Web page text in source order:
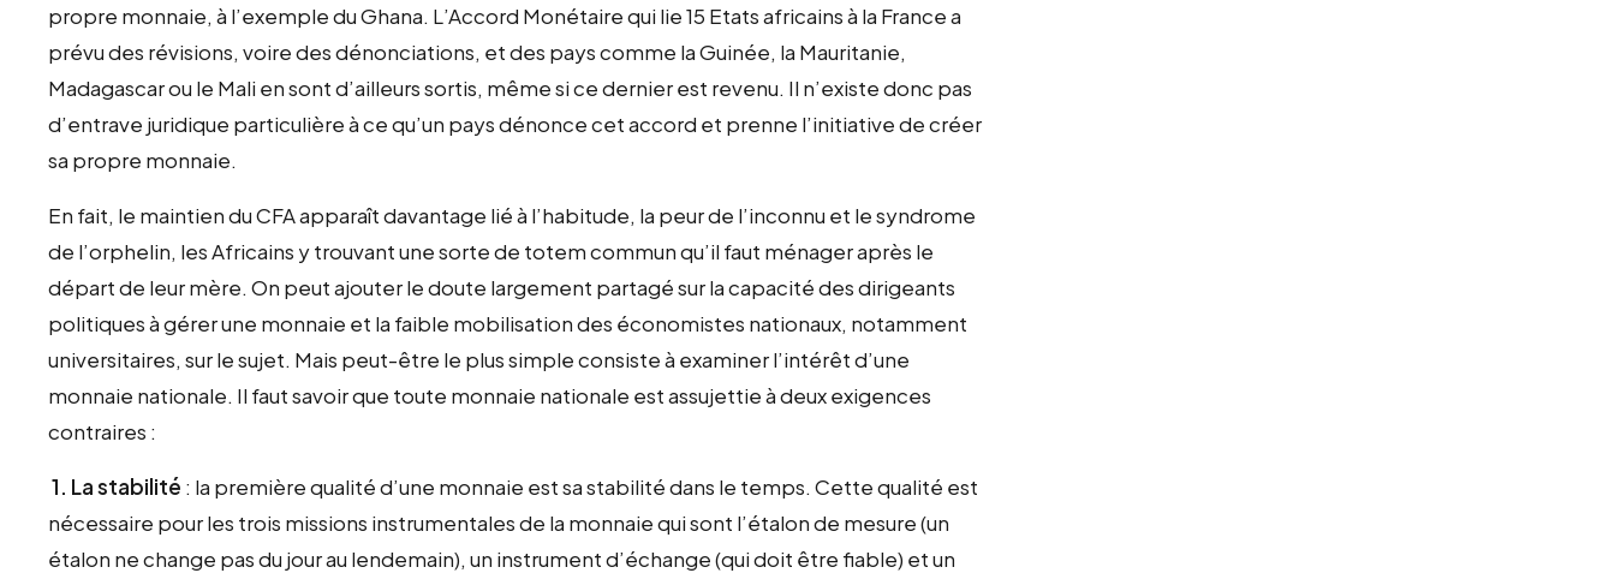
propre monnaie, à l’exemple du Ghana. L’Accord Monétaire qui lie 15 Etats africains à la France a
prévu des révisions, voire des dénonciations, et des pays comme la Guinée, la Mauritanie,
Madagascar ou le Mali en sont d’ailleurs sortis, même si ce dernier est revenu. Il n’existe donc pas
d’entrave juridique particulière à ce qu’un pays dénonce cet accord et prenne l’initiative de créer
sa propre monnaie.
En fait, le maintien du CFA apparaît davantage lié à l’habitude, la peur de l’inconnu et le syndrome
de l’orphelin, les Africains y trouvant une sorte de totem commun qu’il faut ménager après le
départ de leur mère. On peut ajouter le doute largement partagé sur la capacité des dirigeants
politiques à gérer une monnaie et la faible mobilisation des économistes nationaux, notamment
universitaires, sur le sujet. Mais peut-être le plus simple consiste à examiner l’intérêt d’une
monnaie nationale. Il faut savoir que toute monnaie nationale est assujettie à deux exigences
contraires :
1. La stabilité : la première qualité d’une monnaie est sa stabilité dans le temps. Cette qualité est
nécessaire pour les trois missions instrumentales de la monnaie qui sont l’étalon de mesure (un
étalon ne change pas du jour au lendemain), un instrument d’échange (qui doit être fiable) et un